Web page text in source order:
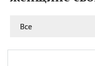
Все